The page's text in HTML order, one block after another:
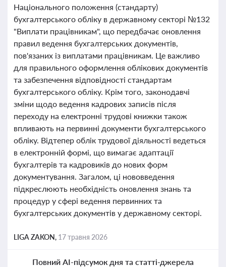
Національного положення (стандарту)
бухгалтерського обліку в державному секторі №132
"Виплати працівникам", що передбачає оновлення
правил ведення бухгалтерських документів,
пов'язаних із виплатами працівникам. Це важливо
для правильного оформлення облікових документів
та забезпечення відповідності стандартам
бухгалтерського обліку. Крім того, законодавчі
зміни щодо ведення кадрових записів після
переходу на електронні трудові книжки також
впливають на первинні документи бухгалтерського
обліку. Відтепер облік трудової діяльності ведеться
в електронній формі, що вимагає адаптації
бухгалтерів та кадровиків до нових форм
документування. Загалом, ці нововведення
підкреслюють необхідність оновлення знань та
процедур у сфері ведення первинних та
бухгалтерських документів у державному секторі.
LIGA ZAKON, 17 травня 2026
Повний AI-підсумок дня та статті-джерела